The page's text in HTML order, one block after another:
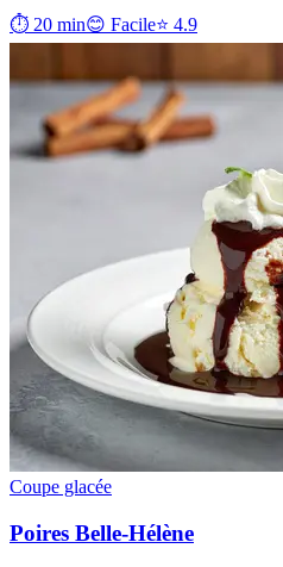
⏱ 20 min😊 Facile⭐ 4.9
Coupe glacée
Poires Belle-Hélène